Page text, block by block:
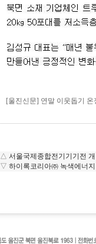
[울진신문] 연말 이웃돕기 온
△ 서울국제종합전기기기전
▽ 하이록코리아㈜ 녹색에너